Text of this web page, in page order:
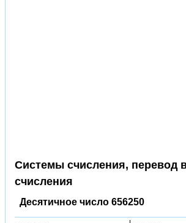
Системы счисления, перевод
счисления
Десятичное число 656250